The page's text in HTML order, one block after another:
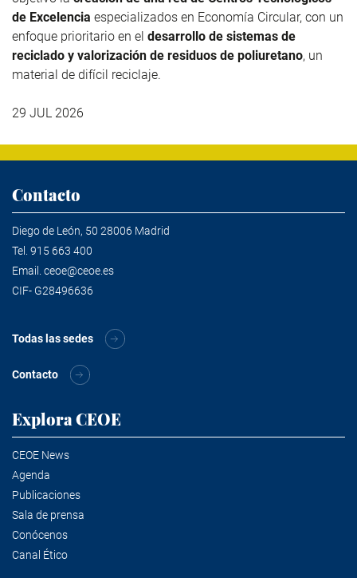
de Excelencia especializados en Economía Circular, con un
enfoque prioritario en el desarrollo de sistemas de
reciclado y valorización de residuos de poliuretano, un
material de difícil reciclaje.
29 JUL 2026
Contacto
Diego de León, 50 28006 Madrid
Tel. 915 663 400
Email. ceoe@ceoe.es
CIF- G28496636
Todas las sedes
Contacto
Explora CEOE
CEOE News
Agenda
Publicaciones
Sala de prensa
Conócenos
Canal Ético